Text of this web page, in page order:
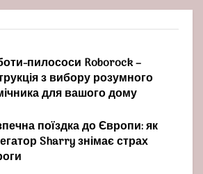
пилососи Roborock –
з вибору розумного
для вашого дому
поїздка до Європи: як
Sharry знімає страх